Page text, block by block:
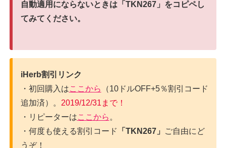
自動適用にならないときは「TKN267」をコピペし
てみてください。
iHerb割引リンク
・初回購入はここから （10ドルOFF+5％割引コード
追加済）。 2019/12/31まで！
・リピーターはここから 。
・何度も使える割引コード 「TKN267」
ご自由にど
うぞ！